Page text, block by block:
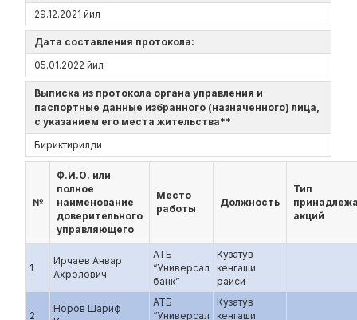
29.12.2021 йил
Дата составления протокола:
05.01.2022 йил
Выписка из протокола органа управления и
паспортные данные избранного (назначенного) лица,
с указанием его места жительства**
Бириктирилди
№
Ф.И.О. или
полное
наименование
доверительного
управляющего
Место
работы
Должность
Тип
акций
1
Ирчаев Анвар
Ахролович
АТБ
“Универсал
банк”
Кузатув
кенгаши
раиси
2
Норов Шариф
АТБ
“Универсал
Кузатув
кенгаши